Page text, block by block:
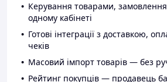
Керування товарами,
одному кабінеті
Готові інтеграції з доставкою,
чеків
Масовий імпорт товарів — без
Рейтинг покупців — продавець